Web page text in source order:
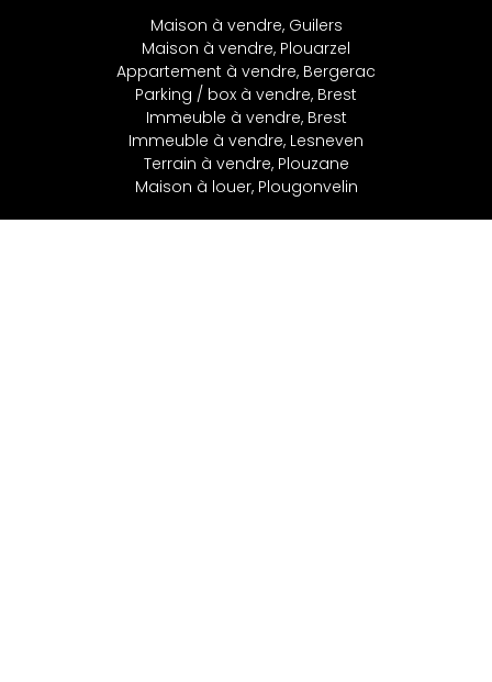
Maison à vendre, Guilers
Maison à vendre, Plouarzel
Appartement à vendre, Bergerac
Parking / box à vendre, Brest
Immeuble à vendre, Brest
Immeuble à vendre, Lesneven
Terrain à vendre, Plouzane
Maison à louer, Plougonvelin